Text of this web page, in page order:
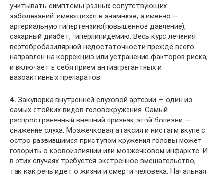
учитывать симптомы разных сопутствующих
заболеваний, имеющихся в анамнезе, а именно —
артериальную гипертензию(повышенное давление),
сахарный диабет, гиперлипидемию. Весь курс лечения
вертебробазилярной недостаточности прежде всего
направлен на коррекцию или устранение факторов риска,
и включает в себя прием антиагрегантных и
вазоактивных препаратов.
4. Закупорка внутренней слуховой артерии — один из
самых стойких видов головокружения. Самый
распространенный внешний признак этой болезни —
снижение слуха. Мозжечковая атаксия и нистагм вкупе с
остро развившимся приступом кружения головы может
говорить о кровоизлиянии или мозжечковом инфаркте. И
в этих случаях требуется экстренное вмешательство,
так как речь идет о жизни и смерти человека. Начальная